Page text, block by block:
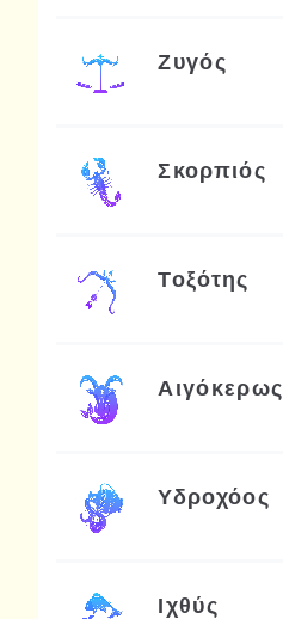
Ζυγός
Σκορπιός
Τοξότης
Αιγόκερως
Υδροχόος
Ιχθύς